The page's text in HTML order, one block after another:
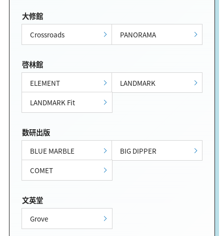
大修館
Crossroads PANORAMA
啓林館
ELEMENT
LANDMARK
LANDMARK Fit
数研出版
BLUE MARBLE
BIG DIPPER
COMET
文英堂
Grove